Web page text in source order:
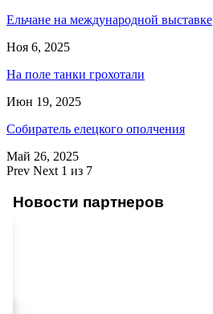
Ельчане на международной выставке
Ноя 6, 2025
На поле танки грохотали
Июн 19, 2025
Собиратель елецкого ополчения
Май 26, 2025
Prev Next 1 из 7
Новости партнеров